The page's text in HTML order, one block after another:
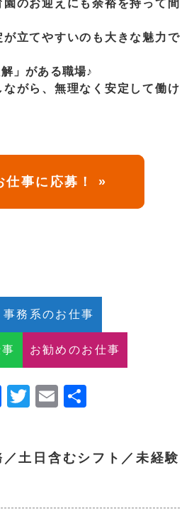
のお迎えにも余裕を持って間
立てやすいのも大きな魅力で
」がある職場♪
がら、無理なく安定して働け
仕事に応募！ »
事務系のお仕事
お勧めのお仕事
Facebook
Twitter
Email
土日含むシフト／未経験